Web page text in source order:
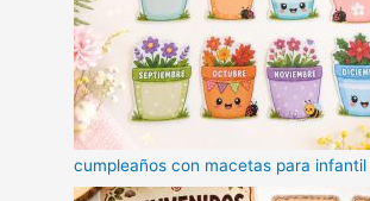
cumpleaños con macetas para infantil